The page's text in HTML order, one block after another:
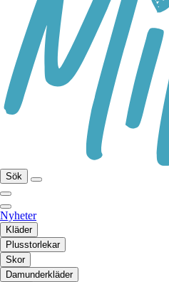
Sök
Nyheter
Kläder
Plusstorlekar
Skor
Damunderkläder